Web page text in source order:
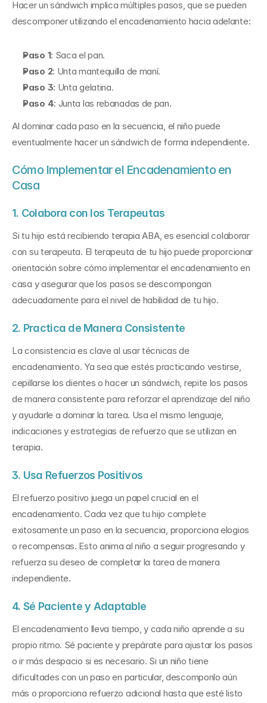
Hacer un sándwich implica múltiples pasos, que se pueden
descomponer utilizando el encadenamiento hacia adelante:
Paso 1: Saca el pan.
Paso 2: Unta mantequilla de maní.
Paso 3: Unta gelatina.
Paso 4: Junta las rebanadas de pan.
Al dominar cada paso en la secuencia, el niño puede
eventualmente hacer un sándwich de forma independiente.
Cómo Implementar el Encadenamiento en
Casa
1. Colabora con los Terapeutas
Si tu hijo está recibiendo terapia ABA, es esencial colaborar
con su terapeuta. El terapeuta de tu hijo puede proporcionar
orientación sobre cómo implementar el encadenamiento en
casa y asegurar que los pasos se descompongan
adecuadamente para el nivel de habilidad de tu hijo.
2. Practica de Manera Consistente
La consistencia es clave al usar técnicas de
encadenamiento. Ya sea que estés practicando vestirse,
cepillarse los dientes o hacer un sándwich, repite los pasos
de manera consistente para reforzar el aprendizaje del niño
y ayudarle a dominar la tarea. Usa el mismo lenguaje,
indicaciones y estrategias de refuerzo que se utilizan en
terapia.
3. Usa Refuerzos Positivos
El refuerzo positivo juega un papel crucial en el
encadenamiento. Cada vez que tu hijo complete
exitosamente un paso en la secuencia, proporciona elogios
o recompensas. Esto anima al niño a seguir progresando y
refuerza su deseo de completar la tarea de manera
independiente.
4. Sé Paciente y Adaptable
El encadenamiento lleva tiempo, y cada niño aprende a su
propio ritmo. Sé paciente y prepárate para ajustar los pasos
o ir más despacio si es necesario. Si un niño tiene
dificultades con un paso en particular, descomponlo aún
más o proporciona refuerzo adicional hasta que esté listo